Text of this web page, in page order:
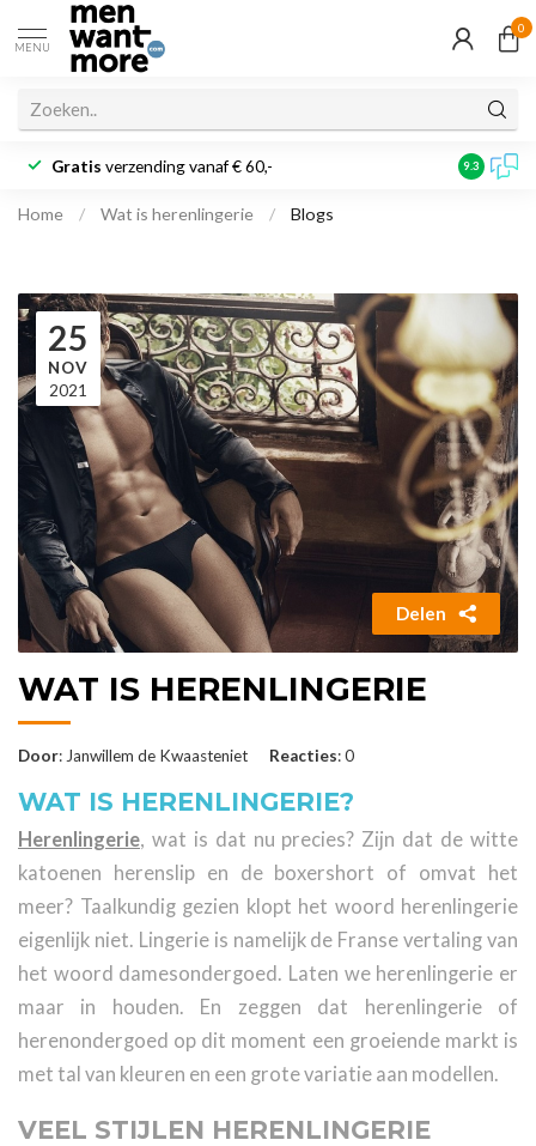
MENU
0
Gratis verzending vanaf € 60,- 9.3
Home / Wat is herenlingerie / Blogs
25
NOV
2021
Delen
WAT IS HERENLINGERIE
Door: Janwillem de Kwaasteniet Reacties: 0
WAT IS HERENLINGERIE?
Herenlingerie, wat is dat nu precies? Zijn dat de witte
katoenen herenslip en de boxershort of omvat het
meer? Taalkundig gezien klopt het woord herenlingerie
eigenlijk niet. Lingerie is namelijk de Franse vertaling van
het woord damesondergoed. Laten we herenlingerie er
maar in houden. En zeggen dat herenlingerie of
herenondergoed op dit moment een groeiende markt is
met tal van kleuren en een grote variatie aan modellen.
VEEL STIJLEN HERENLINGERIE